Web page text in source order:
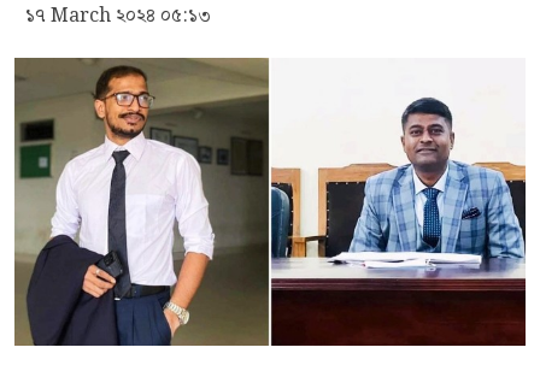
১৭ March ২০২৪ ০৫:১৩